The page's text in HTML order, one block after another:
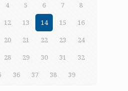
4 5 6 7
8
12 13 14 15
16
20 21 22 23
24
28 29 30 31
32
36 37 38 39